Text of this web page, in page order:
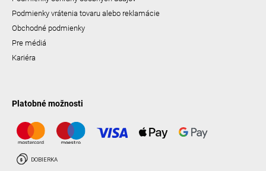
Podmienky vrátenia tovaru alebo reklamácie
Obchodné podmienky
Pre médiá
Kariéra
Platobné možnosti